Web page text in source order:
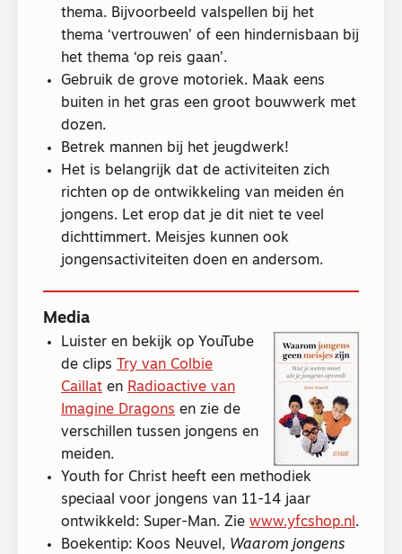
thema. Bijvoorbeeld valspellen bij het
thema ‘vertrouwen’ of een hindernisbaan bij
het thema ‘op reis gaan’.
Gebruik de grove motoriek. Maak eens
buiten in het gras een groot bouwwerk met
dozen.
Betrek mannen bij het jeugdwerk!
Het is belangrijk dat de activiteiten zich
richten op de ontwikkeling van meiden én
jongens. Let erop dat je dit niet te veel
dichttimmert. Meisjes kunnen ook
jongensactiviteiten doen en andersom.
Media
Luister en bekijk op YouTube
de clips
Try van Colbie
Caillat en Radioactive van
Imagine Dragons en zie de
verschillen tussen jongens en
meiden.
Youth for Christ heeft een methodiek
speciaal voor jongens van 11-14 jaar
ontwikkeld: Super-Man. Zie www.yfcshop.nl.
Boekentip: Koos Neuvel, Waarom jongens